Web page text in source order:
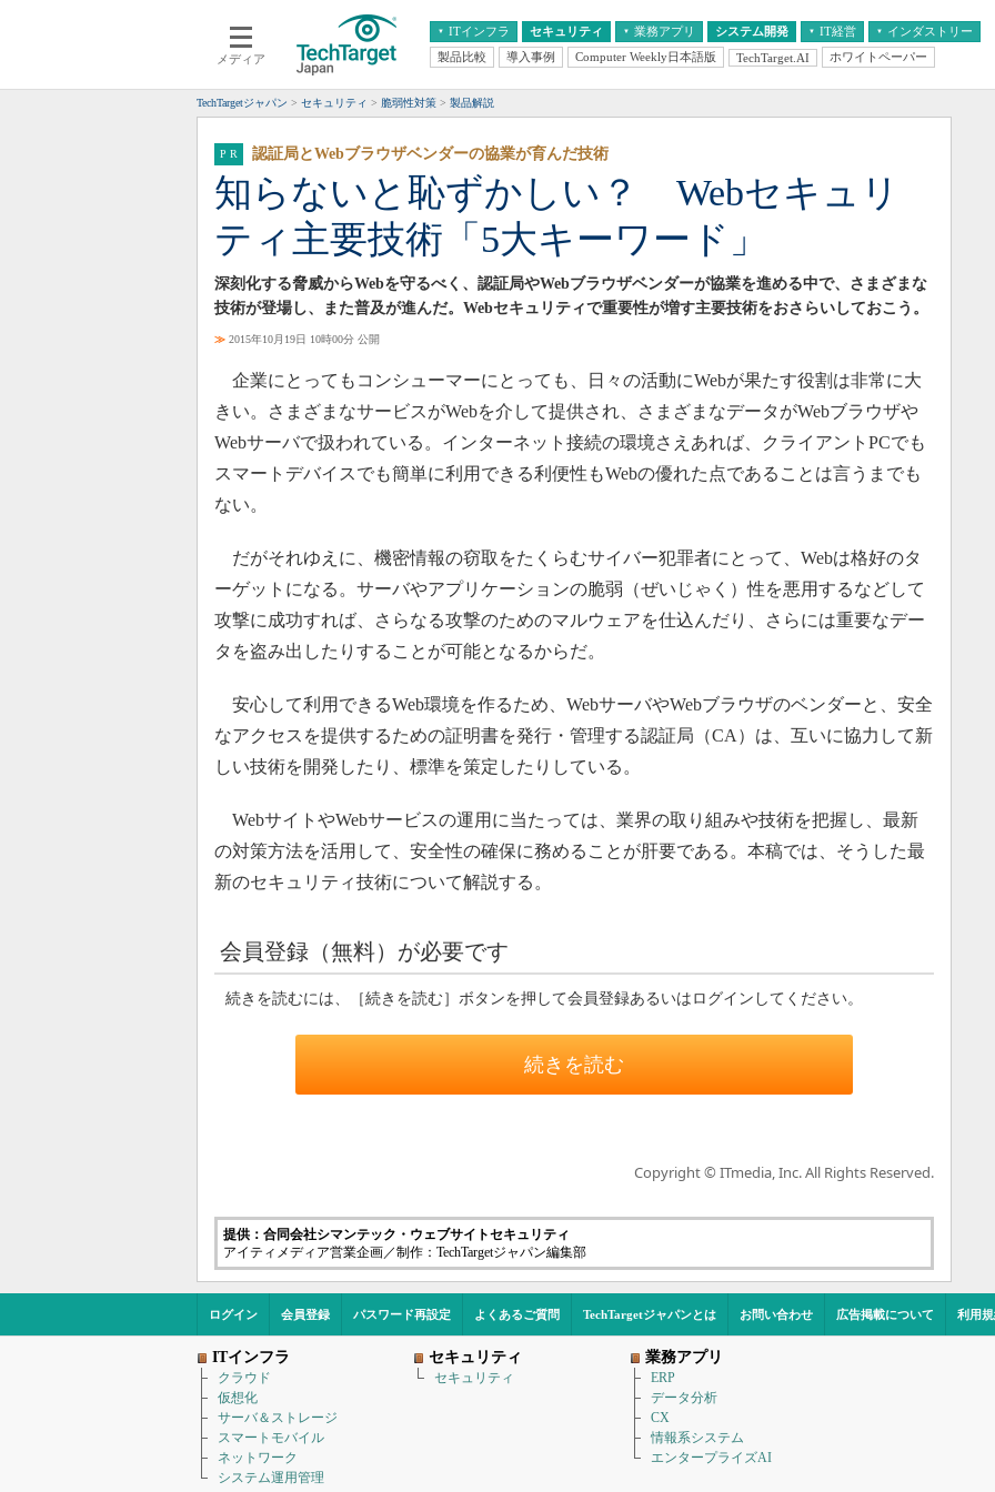
メディア
ITインフラ
クラウド
スマートモバイル
ネットワーク
システム運用管理
セキュリティ 業務アプリ
エンタープライズAI
ERP
CX
情報系システム
システム開発 IT経営
経営とIT
インダストリー
医療IT
製品比較 導入事例 Computer Weekly日本語版 TechTarget.AI ホワイトペーパー
TechTargetジャパン セキュリティ 脆弱性対策 製品解説
知らないと恥ずかしい？ Webセキュリ
ティ主要技術「5大キーワード」
認証局とWebブラウザベンダーの協業が育んだ技術
深刻化する脅威からWebを守るべく、認証局やWebブラウザベンダーが協業を進める中で、さまざまな
技術が登場し、また普及が進んだ。Webセキュリティで重要性が増す主要技術をおさらいしておこう。
≫ 2015年10月19日 10時00分 公開
企業にとってもコンシューマーにとっても、日々の活動にWebが果たす役割は非常に大
きい。さまざまなサービスがWebを介して提供され、さまざまなデータがWebブラウザや
Webサーバで扱われている。インターネット接続の環境さえあれば、クライアントPCでも
スマートデバイスでも簡単に利用できる利便性もWebの優れた点であることは言うまでも
ない。
だがそれゆえに、機密情報の窃取をたくらむサイバー犯罪者にとって、Webは格好のタ
ーゲットになる。サーバやアプリケーションの脆弱（ぜいじゃく）性を悪用するなどして
攻撃に成功すれば、さらなる攻撃のためのマルウェアを仕込んだり、さらには重要なデー
タを盗み出したりすることが可能となるからだ。
安心して利用できるWeb環境を作るため、WebサーバやWebブラウザのベンダーと、安全
なアクセスを提供するための証明書を発行・管理する認証局（CA）は、互いに協力して新
しい技術を開発したり、標準を策定したりしている。
WebサイトやWebサービスの運用に当たっては、業界の取り組みや技術を把握し、最新
の対策方法を活用して、安全性の確保に務めることが肝要である。本稿では、そうした最
新のセキュリティ技術について解説する。
会員登録（無料）が必要です
続きを読むには、［続きを読む］ボタンを押して会員登録あるいはログインしてください。
続きを読む
Copyright © ITmedia, Inc. All Rights Reserved.
提供：合同会社シマンテック・ウェブサイトセキュリティ
アイティメディア営業企画／制作：TechTargetジャパン編集部
ログイン 会員登録 パスワード再設定 よくあるご質問 TechTargetジャパンとは お問い合わせ 広告掲載について 利用
ITインフラ
クラウド
仮想化
サーバ＆ストレージ
スマートモバイル
ネットワーク
システム運用管理
セキュリティ
セキュリティ
業務アプリ
ERP
データ分析
CX
情報系システム
エンタープライズAI